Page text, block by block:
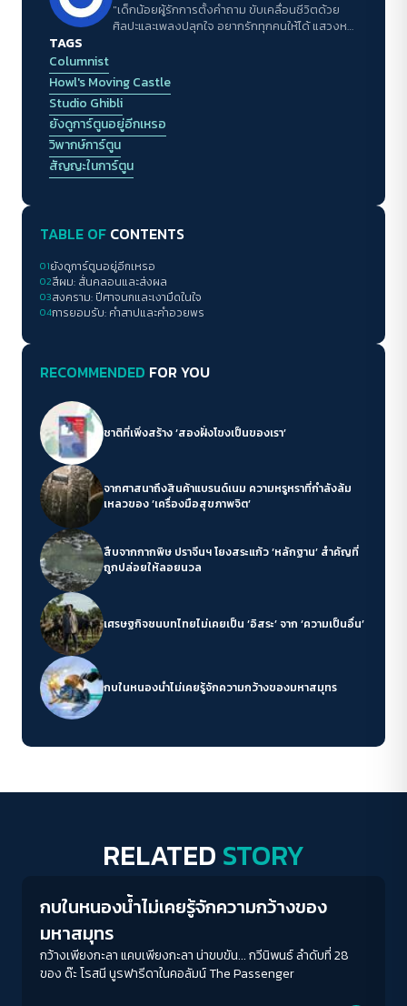
"เด็กน้อยผู้รักการตั้งคำถาม ขับเคลื่อนชีวิตด้วย
ศิลปะและเพลงปลุกใจ อยากรักทุกคนให้ได้ แสวงหา
TAGS
Columnist
Howl's Moving Castle
Studio Ghibli
ยังดูการ์ตูนอยู่อีกเหรอ
วิพากษ์การ์ตูน
สัญญะในการ์ตูน
TABLE OF CONTENTS
01ยังดูการ์ตูนอยู่อีกเหรอ
02สีผม: สั่นคลอนและส่งผล
03สงคราม: ปีศาจนกและเงามืดในใจ
04การยอมรับ: คำสาปและคำอวยพร
RECOMMENDED FOR YOU
ชาติที่เพิ่งสร้าง ‘สองฝั่งโขงเป็นของเรา’
จากศาสนาถึงสินค้าแบรนด์เนม ความหรูหราที่กำลังล้ม
เหลวของ ‘เครื่องมือสุขภาพจิต’
สืบจากกากพิษ ปราจีนฯ โยงสระแก้ว ‘หลักฐาน’ สำคัญที่
ถูกปล่อยให้ลอยนวล
เศรษฐกิจชนบทไทยไม่เคยเป็น ‘อิสระ’ จาก ‘ความเป็นอื่น’
กบในหนองน้ำไม่เคยรู้จักความกว้างของมหาสมุทร
RELATED STORY
กบในหนองน้ำไม่เคยรู้จักความกว้างของ
มหาสมุทร
กว้างเพียงกะลา แคบเพียงกะลา น่าขบขัน... กวีนิพนธ์ ลำดับที่ 28
ของ ด๊ะ โรสนี นูรฟารีดาในคอลัมน์ The Passenger